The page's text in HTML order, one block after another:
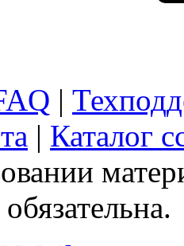
|
| Каталог